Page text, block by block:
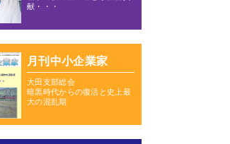
献・・・
月刊中小企業家
大田支部総会
暗黒時代からの復活と史上最
大の混乱期